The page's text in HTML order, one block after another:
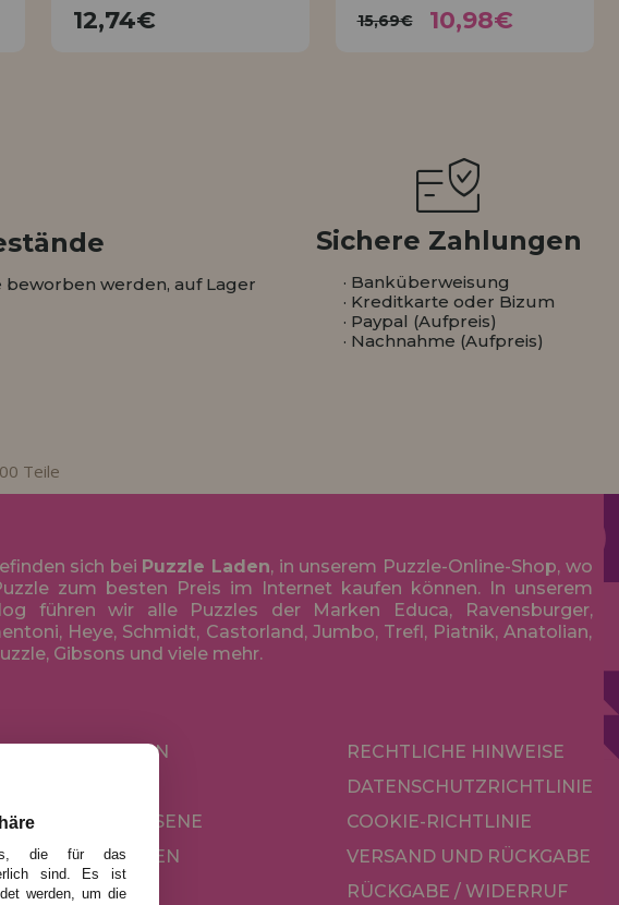
12,74€ 15,69€ 10,98€
beworben werden, auf Lager
Sichere Zahlungen
· Banküberweisung
· Kreditkarte oder Bizum
· Paypal (Aufpreis)
· Nachnahme (Aufpreis)
Teile
sich bei Puzzle Laden, in unserem Puzzle-Online-Shop, wo
zum besten Preis im Internet kaufen können. In unserem
führen wir alle Puzzles der Marken Educa, Ravensburger,
Heye, Schmidt, Castorland, Jumbo, Trefl, Piatnik, Anatolian,
Gibsons und viele mehr.
NACH MARKEN
FÜR ERWACHSENE
NACH AUTOREN
ZUBEHÖR
RECHTLICHE HINWEISE
DATENSCHUTZRICHTLINIE
COOKIE-RICHTLINIE
VERSAND UND RÜCKGABE
RÜCKGABE / WIDERRUF
die für das
sind. Es ist
werden, um die